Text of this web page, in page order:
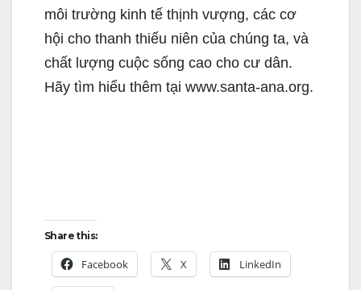
môi trường kinh tế thịnh vượng, các cơ
hội cho thanh thiếu niên của chúng ta, và
chất lượng cuộc sống cao cho cư dân.
Hãy tìm hiểu thêm tại www.santa-ana.org.
Share this:
Facebook X LinkedIn